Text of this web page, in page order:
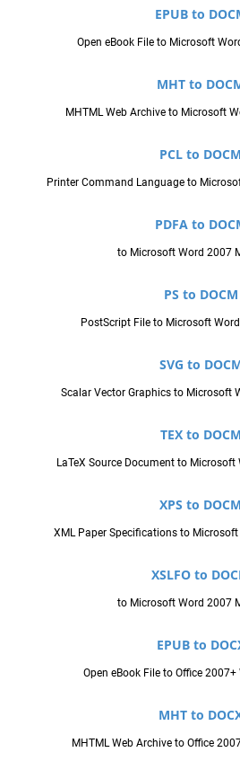
EPUB to
Open eBook File to Microsoft
MHT to
MHTML Web Archive to Microsoft
PCL to DOCM
Printer Command Language to
PDFA to
to Microsoft Word 2007
PS to DOCM
PostScript File to Microsoft
SVG to
Scalar Vector Graphics to Microsoft
TEX to DOCM
LaTeX Source Document to
XPS to DOCM
XML Paper Specifications to
XSLFO to
to Microsoft Word 2007
EPUB to
Open eBook File to Office
MHT to
MHTML Web Archive to Office